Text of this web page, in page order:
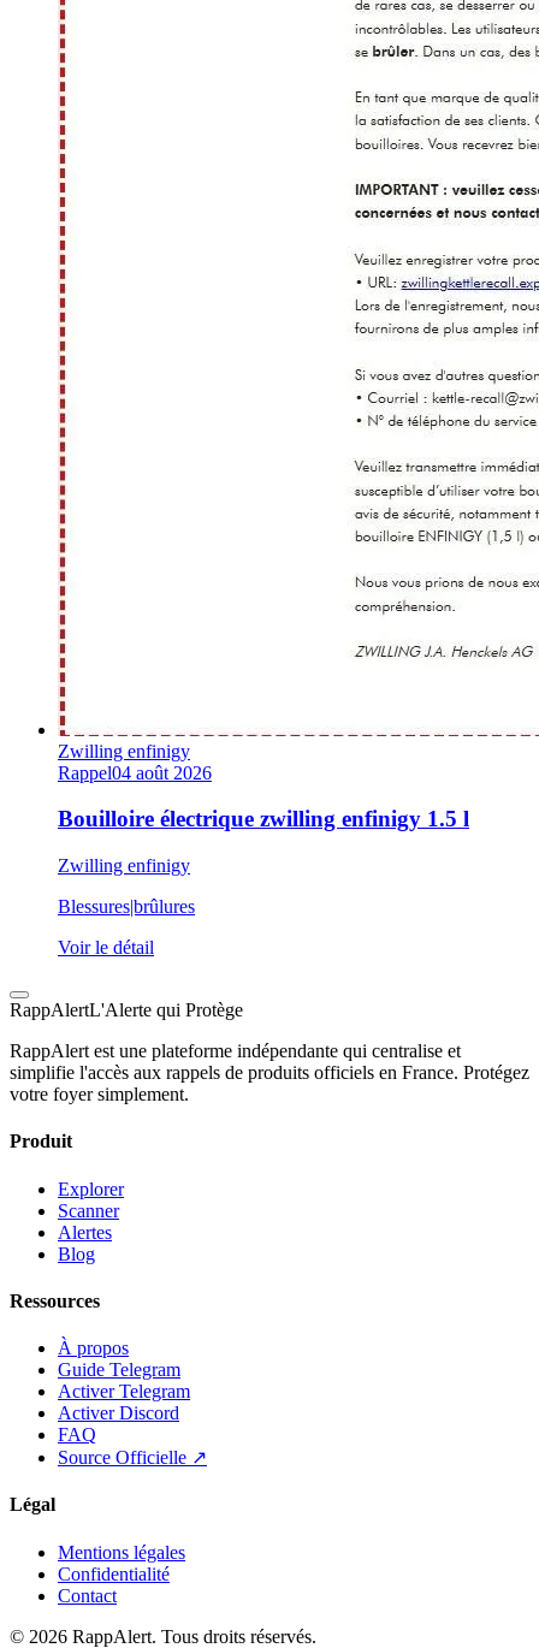
Zwilling enfinigy
Rappel04 août 2026
Bouilloire électrique zwilling enfinigy 1.5 l
Zwilling enfinigy
Blessures|brûlures
Voir le détail
RappAlertL'Alerte qui Protège
RappAlert est une plateforme indépendante qui centralise et
simplifie l'accès aux rappels de produits officiels en France. Protégez
votre foyer simplement.
Produit
Explorer
Scanner
Alertes
Blog
Ressources
À propos
Guide Telegram
Activer Telegram
Activer Discord
FAQ
Source Officielle ↗
Légal
Mentions légales
Confidentialité
Contact
© 2026 RappAlert. Tous droits réservés.